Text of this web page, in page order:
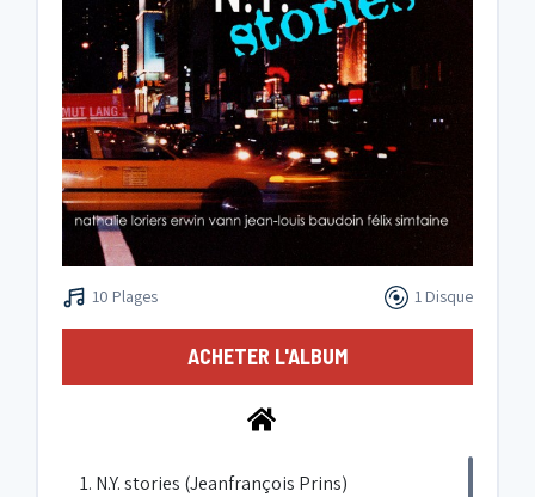
10 Plages 1 Disque
ACHETER L'ALBUM
1. N.Y. stories (Jeanfrançois Prins)